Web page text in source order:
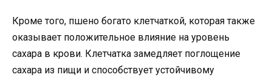
Кроме того, пшено богато клетчаткой, которая также
оказывает положительное влияние на уровень
сахара в крови. Клетчатка замедляет поглощение
сахара из пищи и способствует устойчивому